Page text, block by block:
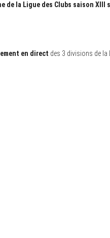
de la Ligue des Clubs saison XIII
en direct des 3 divisions de la